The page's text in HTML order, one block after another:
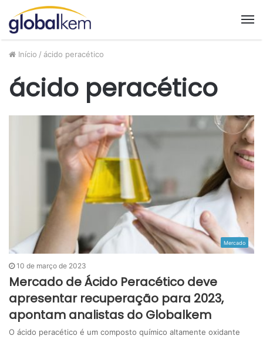
Início / ácido peracético
ácido peracético
Mercado
10 de março de 2023
Mercado de Ácido Peracético deve
apresentar recuperação para 2023,
apontam analistas do Globalkem
O ácido peracético é um composto químico altamente oxidante